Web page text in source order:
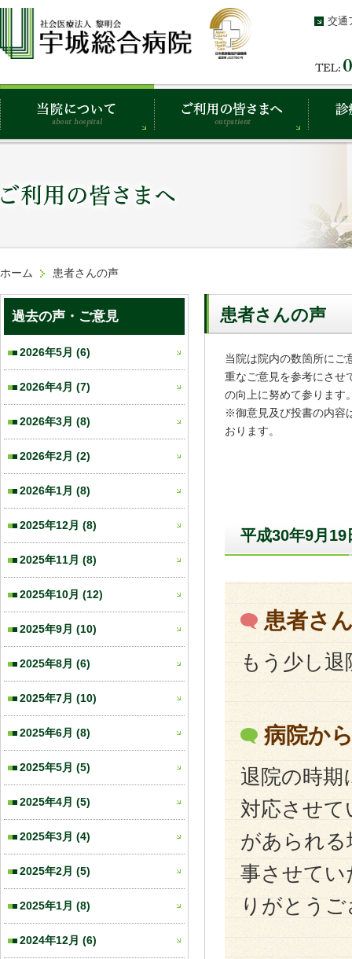
交通
ホーム 患者さんの声
患者さんの声
当院は院内の数箇所にご
重なご意見を参考にさせ
の向上に努めて参ります
※御意見及び投書の内容
おります。
平成30年9月19
患者さ
もう少し
病院か
退院の時期
対応させて
があられる
事させてい
りがとう
過去の声・ご意見
2026年5月 (6)
2026年4月 (7)
2026年3月 (8)
2026年2月 (2)
2026年1月 (8)
2025年12月 (8)
2025年11月 (8)
2025年10月 (12)
2025年9月 (10)
2025年8月 (6)
2025年7月 (10)
2025年6月 (8)
2025年5月 (5)
2025年4月 (5)
2025年3月 (4)
2025年2月 (5)
2025年1月 (8)
2024年12月 (6)